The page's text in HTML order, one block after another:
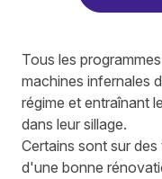
Tous les
machines infernales
régime et entraînant
dans leur sillage.
Certains sont sur
d'une bonne